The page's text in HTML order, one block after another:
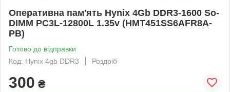
Оперативна пам'ять Hynix 4Gb DDR3-1600 So-
DIMM PC3L-12800L 1.35v (HMT451SS6AFR8A-
PB)
Готово до відправки
Код: Hynix 4gb DDR3
Роздріб
300 ₴